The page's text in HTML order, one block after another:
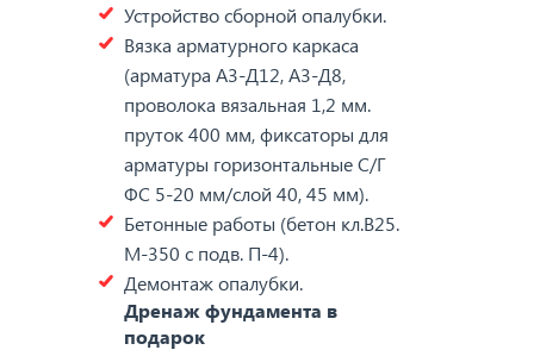
Устройство сборной опалубки.
Вязка арматурного каркаса
(арматура А3-Д12, А3-Д8,
проволока вязальная 1,2 мм.
пруток 400 мм, фиксаторы для
арматуры горизонтальные С/Г
ФС 5-20 мм/слой 40, 45 мм).
Бетонные работы (бетон кл.В25.
М-350 с подв. П-4).
Демонтаж опалубки.
Дренаж фундамента в
подарок